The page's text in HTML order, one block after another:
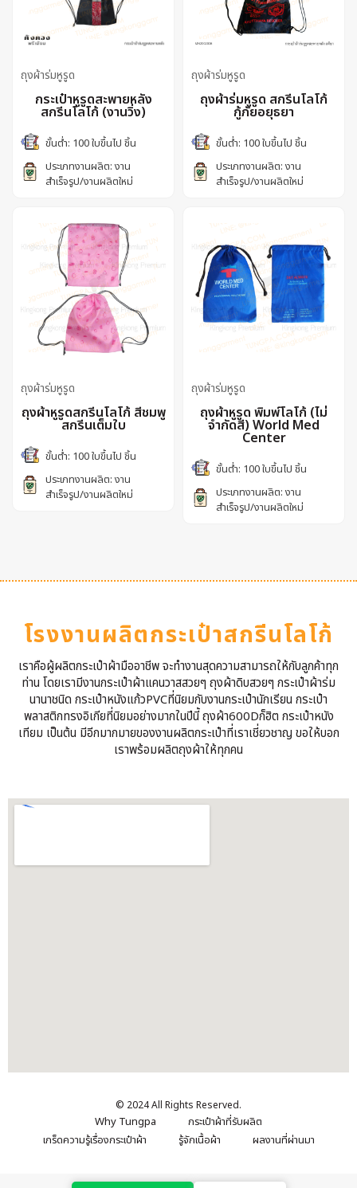
ถุงผ้าร่มหูรูด
กระเป๋าหูรูดสะพายหลัง
สกรีนโลโก้ (งานวิ่ง)
ขั้นต่ำ: 100 ใบขึ้นไป ชิ้น
ประเภทงานผลิต: งาน
สำเร็จรูป/งานผลิตใหม่
ถุงผ้าร่มหูรูด
ถุงผ้าร่มหูรูด สกรีนโลโก้
กู้ภัยอยุธยา
ขั้นต่ำ: 100 ใบขึ้นไป ชิ้น
ประเภทงานผลิต: งาน
สำเร็จรูป/งานผลิตใหม่
ถุงผ้าร่มหูรูด
ถุงผ้าหูรูดสกรีนโลโก้ สีชมพู
สกรีนเต็มใบ
ขั้นต่ำ: 100 ใบขึ้นไป ชิ้น
ประเภทงานผลิต: งาน
สำเร็จรูป/งานผลิตใหม่
ถุงผ้าร่มหูรูด
ถุงผ้าหูรูด พิมพ์โลโก้ (ไม่
จำกัดสี) World Med
Center
ขั้นต่ำ: 100 ใบขึ้นไป ชิ้น
ประเภทงานผลิต: งาน
สำเร็จรูป/งานผลิตใหม่
โรงงานผลิตกระเป๋าสกรีนโลโก้
เราคือผู้ผลิตกระเป๋าผ้ามืออาชีพ จะทำงานสุดความสามารถให้กับลูกค้าทุก
ท่าน โดยเรามีงานกระเป๋าผ้าแคนวาสสวยๆ ถุงผ้าดิบสวยๆ กระเป๋าผ้าร่ม
นานาชนิด กระเป๋าหนังแก้วPVCที่นิยมกับงานกระเป๋านักเรียน กระเป๋า
พลาสติกทรงอิเกียที่นิยมอย่างมากในปีนี้ ถุงผ้า600Dก็ฮิต กระเป๋าหนัง
เทียม เป็นต้น มีอีกมากมายของงานผลิตกระเป๋าที่เราเชี่ยวชาญ ขอให้บอก
เราพร้อมผลิตถุงผ้าให้ทุกคน
© 2024 All Rights Reserved.
Why Tungpa
กระเป๋าผ้าที่รับผลิต
เกร็ดความรู้เรื่องกระเป๋าผ้า
รู้จักเนื้อผ้า ผลงานที่ผ่านมา